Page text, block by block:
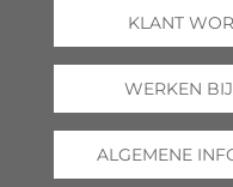
KLANT
WERKEN
ALGEMENE